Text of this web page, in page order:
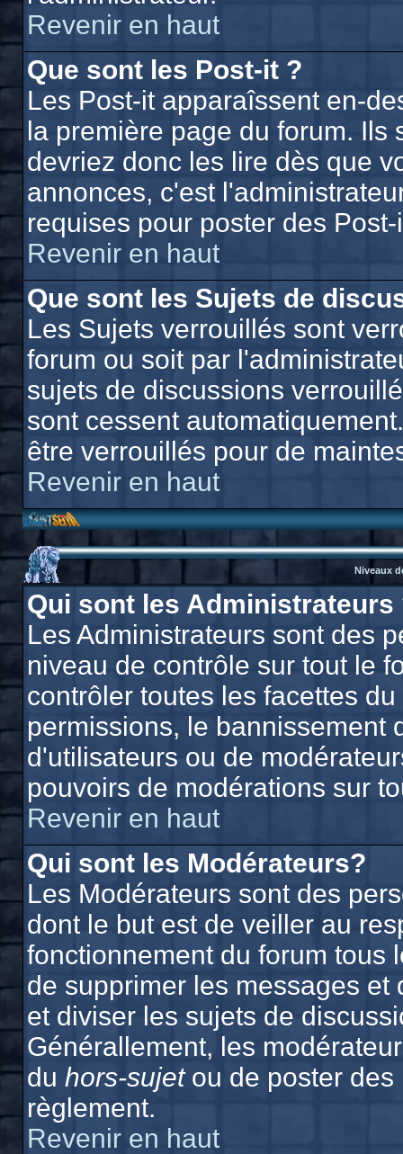
Revenir en haut
Que sont les Post-it ?
Les Post-it apparaîssent en-
la première page du forum. Ils
devriez donc les lire dès que
annonces, c'est
requises pour poster des
Revenir en haut
Que sont les Sujets de
Les Sujets verrouillés sont
forum ou soit par
sujets de discussions
sont cessent
être verrouillés pour de
Revenir en haut
Niveaux
Qui sont les Administrateurs
Les Administrateurs sont des
niveau de contrôle sur tout le
contrôler toutes les facettes
permissions, le bannissement
d'utilisateurs ou de
pouvoirs de modérations sur
Revenir en haut
Qui sont les Modérateurs?
Les Modérateurs sont des
dont le but est de veiller au
fonctionnement du forum tous
de supprimer les messages
et diviser les sujets de
Générallement, les
du hors-sujetou de poster des
règlement.
Revenir en haut